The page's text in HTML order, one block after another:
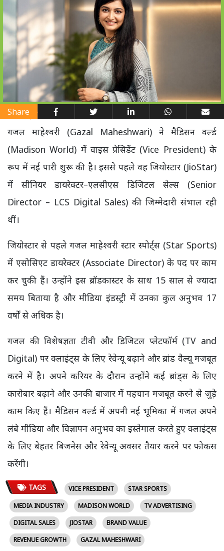
Share
गजल माहेश्वरी (Gazal Maheshwari) ने मैडिसन वर्ल्ड
(Madison World) में वाइस प्रेसिडेंट (Vice President) के
रूप में नई पारी शुरू की है। इससे पहले वह जियोस्टार (JioStar)
में सीनियर डायरेक्टर–एलसीएस डिजिटल सेल्स (Senior
Director – LCS Digital Sales) की जिम्मेदारी संभाल रही
थीं।
जियोस्टार से पहले गजल माहेश्वरी स्टार स्पोर्ट्स (Star Sports)
में एसोसिएट डायरेक्टर (Associate Director) के पद पर काम
कर चुकी हैं। उन्होंने इस ब्रॉडकास्टर के साथ 15 साल से ज्यादा
समय बिताया है और मीडिया इंडस्ट्री में उनका कुल अनुभव 17
वर्षों से अधिक है।
गजल की विशेषज्ञता टीवी और डिजिटल प्लेटफॉर्म (TV and
Digital) पर क्लाइंट्स के लिए रेवेन्यू बढ़ाने और ब्रांड वैल्यू मजबूत
करने में है। अपने करियर के दौरान उन्होंने कई ब्रांड्स के लिए
कारोबार बढ़ाने और उनकी बाजार में पहचान मजबूत करने से जुड़े
काम किए हैं। मैडिसन वर्ल्ड में अपनी नई भूमिका में गजल अपने
लंबे मीडिया और विज्ञापन अनुभव का इस्तेमाल करते हुए क्लाइंट्स
के लिए बेहतर बिजनेस और रेवेन्यू अवसर तैयार करने पर फोकस
करेंगी।
TAGS VICE PRESIDENT
STAR SPORTS
MEDIA INDUSTRY
MADISON WORLD
TV ADVERTISING
DIGITAL SALES
JIOSTAR
BRAND VALUE
REVENUE GROWTH
GAZAL MAHESHWARI